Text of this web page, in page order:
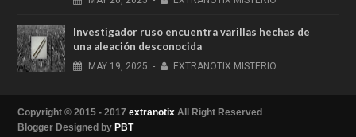
Investigador ruso encuentra varillas hechas de
una aleación desconocida
MAY 19, 2025 - EXTRANOTIX MISTERIO
Copyright © 2015 - 2017 extranotix All Right Reserved
Blogger Designed by PBT